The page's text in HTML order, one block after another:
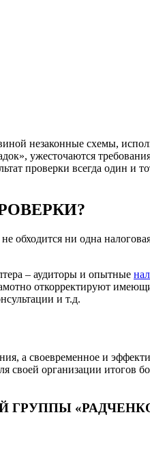
незаконные схемы,
ужесточаются
проверки всегда один и
обходится ни одна
– аудиторы и опытные
откорректируют
и т.д.
а своевременное и
организации итогов